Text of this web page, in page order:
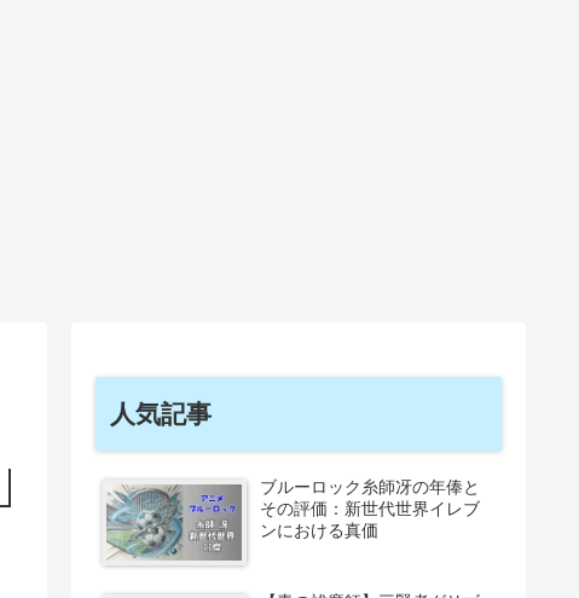
人気記事
ブルーロック糸師冴の年俸と
その評価：新世代世界イレブ
ンにおける真価